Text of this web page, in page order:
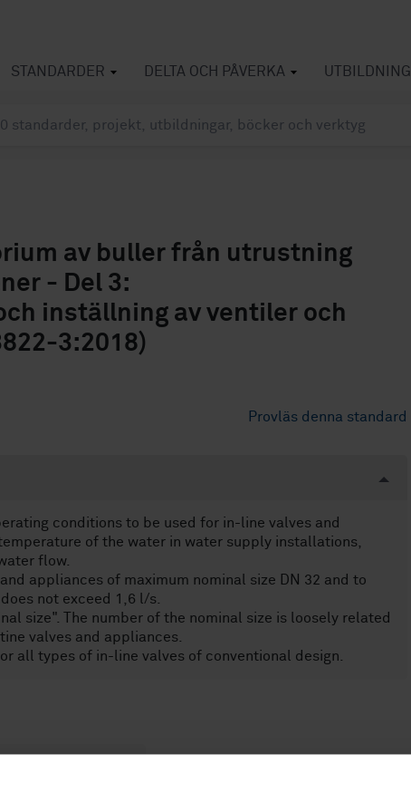
STANDARDER DELTA OCH PÅVERKA UTBILDNING
av buller från utrustning
- Del 3:
inställning av ventiler och
3:2018)
Provläs denna standard
conditions to be used for in-line valves and
of the water in water supply installations,
flow.
appliances of maximum nominal size DN 32 and to
not exceed 1,6 l/s.
size". The number of the nominal size is loosely related
valves and appliances.
all types of in-line valves of conventional design.
(17.140.20)